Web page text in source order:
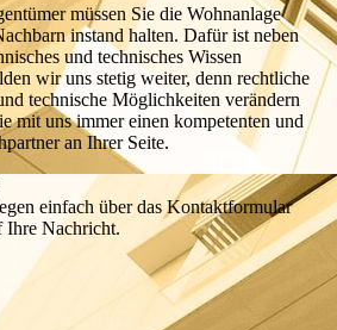
müssen Sie die Wohnanlage
instand halten. Dafür ist neben
und technisches Wissen
wir uns stetig weiter, denn rechtliche
technische Möglich­keiten verän­dern
mit uns immer einen kompe­tenten und
an Ihrer Seite.
einfach über das Kontaktformular
Ihre Nachricht.